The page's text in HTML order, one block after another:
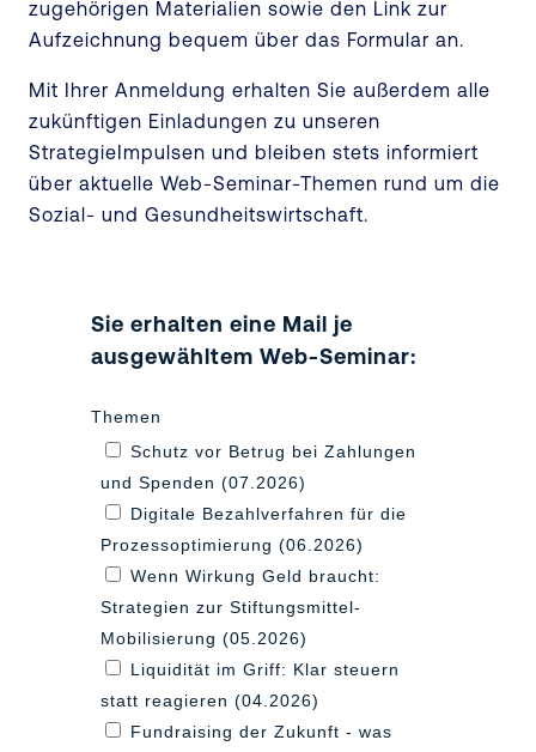
zugehörigen Materialien sowie den Link zur
Aufzeichnung bequem über das Formular an.
Mit Ihrer Anmeldung erhalten Sie außerdem alle
zukünftigen Einladungen zu unseren
StrategieImpulsen und bleiben stets informiert
über aktuelle Web-Seminar-Themen rund um die
Sozial- und Gesundheitswirtschaft.
Sie erhalten eine Mail je
ausgewähltem Web-Seminar:
Themen
Schutz vor Betrug bei Zahlungen
und Spenden (07.2026)
Digitale Bezahlverfahren für die
Prozessoptimierung (06.2026)
Wenn Wirkung Geld braucht:
Strategien zur Stiftungsmittel-
Mobilisierung (05.2026)
Liquidität im Griff: Klar steuern
statt reagieren (04.2026)
Fundraising der Zukunft - was